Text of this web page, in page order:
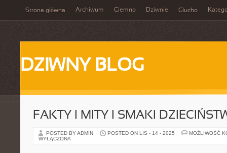
Strona główna Archiwum Ciemno Dziwnie Głucho
DZIWNY BLOG
FAKTY I MITY I SMAKI
POSTED BY ADMIN POSTED ON LIS - 14 - 2025
MOŻLIWOŚĆ
WYŁĄCZONA